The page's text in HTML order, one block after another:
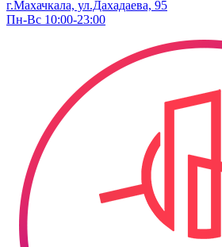
г.Махачкала, ул.Дахадаева, 95
Пн-Вс 10:00-23:00